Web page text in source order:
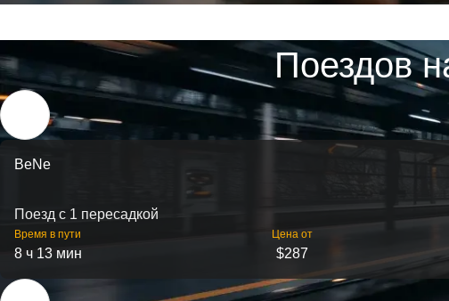
Поездов
BeNe
Поезд с 1 пересадкой
Время в пути
8 ч 13 мин
Цена от
$287